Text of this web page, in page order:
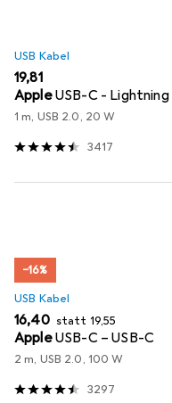
USB Kabel
EUR
19,81
AppleUSB-C - Lightning
1 m, USB 2.0, 20 W
3417
−16%
USB Kabel
EUR
16,40 statt EUR
19,55
AppleUSB-C – USB-C
2 m, USB 2.0, 100 W
3297